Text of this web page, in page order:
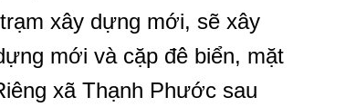
xây dựng mới, sẽ xây
mới và cặp đê biển, mặt
xã Thạnh Phước sau